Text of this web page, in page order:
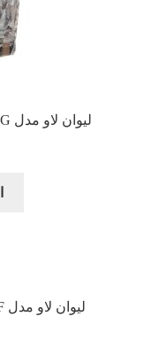
لیوان لاو مدل KEO366G دور طلا مجموعه 6 عددی
لیوان لاو مدل KLB231PG099F مجموعه 6 عددی